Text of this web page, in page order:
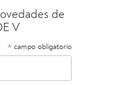
de
V
* campo obligatorio